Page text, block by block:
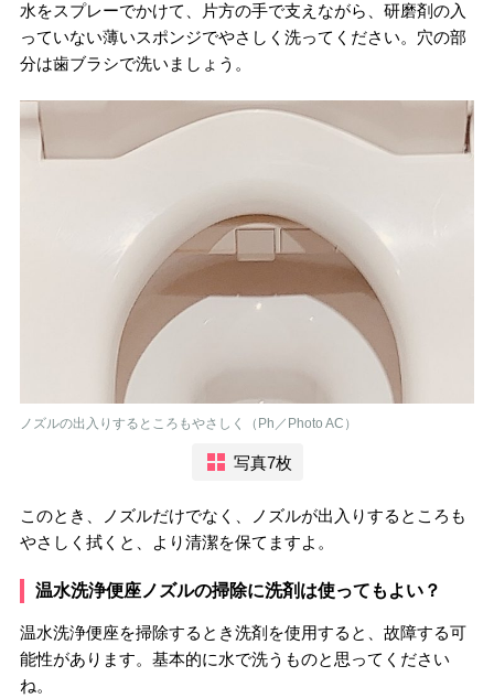
水をスプレーでかけて、片方の手で支えながら、研磨剤の入
っていない薄いスポンジでやさしく洗ってください。穴の部
分は歯ブラシで洗いましょう。
ノズルの出入りするところもやさしく（Ph／Photo AC）
写真7枚
このとき、ノズルだけでなく、ノズルが出入りするところも
やさしく拭くと、より清潔を保てますよ。
温水洗浄便座ノズルの掃除に洗剤は使ってもよい？
温水洗浄便座を掃除するとき洗剤を使用すると、故障する可
能性があります。基本的に水で洗うものと思ってください
ね。